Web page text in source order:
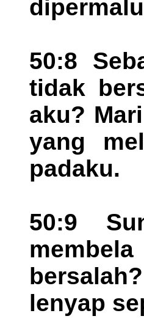
50:8
tidak
aku?
yang
padaku.
50:9
lenyap